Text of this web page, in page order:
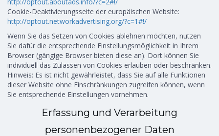
Cookie-Deaktivierungsseite der europäischen Website:
http://optout.networkadvertising.org/?c=1#!/
Wenn Sie das Setzen von Cookies ablehnen möchten, nutzen
Sie dafür die entsprechende Einstellungsmöglichkeit in Ihrem
Browser (gängige Browser bieten diese an). Dort können Sie
individuell das Zulassen von Cookies erlauben oder beschränken.
Hinweis: Es ist nicht gewährleistet, dass Sie auf alle Funktionen
dieser Website ohne Einschränkungen zugreifen können, wenn
Sie entsprechende Einstellungen vornehmen.
Erfassung und Verarbeitung
personenbezogener Daten